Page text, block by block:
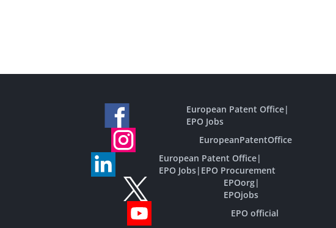
European Patent Office|
EPO Jobs
EuropeanPatentOffice
European Patent Office|
EPO Jobs| EPO Procurement
EPOorg|
EPOjobs
EPO official